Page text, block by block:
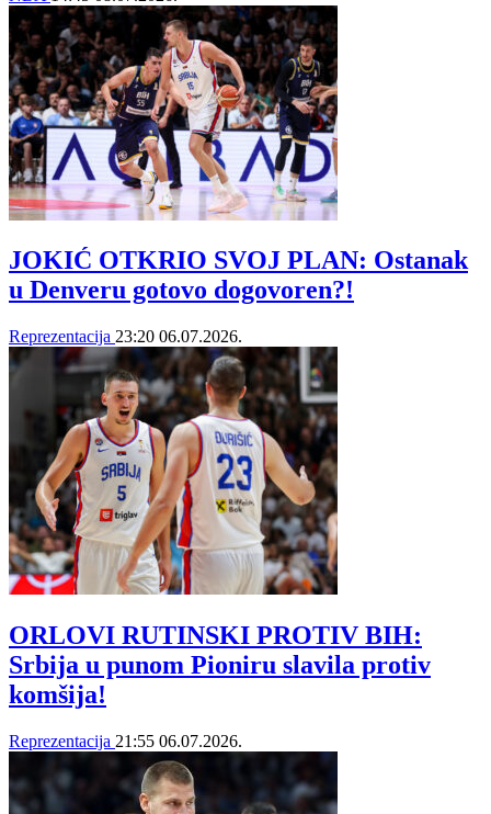
JOKIĆ OTKRIO SVOJ PLAN: Ostanak
u Denveru gotovo dogovoren?!
Reprezentacija 23:20 06.07.2026.
ORLOVI RUTINSKI PROTIV BIH:
Srbija u punom Pioniru slavila protiv
komšija!
Reprezentacija 21:55 06.07.2026.